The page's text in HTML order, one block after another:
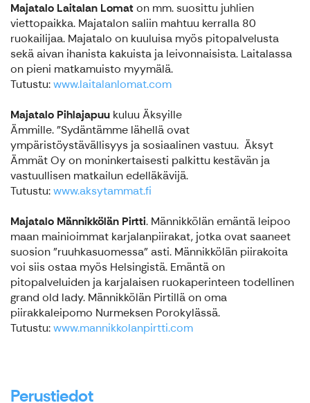
Majatalo Laitalan Lomaton mm. suosittu juhlien
viettopaikka. Majatalon saliin mahtuu kerralla 80
ruokailijaa. Majatalo on kuuluisa myös pitopalvelusta
sekä aivan ihanista kakuista ja leivonnaisista. Laitalassa
on pieni matkamuisto myymälä.
Tutustu:www.laitalanlomat.com
Majatalo Pihlajapuu kuluu Äksyille
Ämmille. "Sydäntämme lähellä ovat
ympäristöystävällisyys ja sosiaalinen vastuu. Äksyt
Ämmät Oy on moninkertaisesti palkittu kestävän ja
vastuullisen matkailun edelläkävijä.
Tutustu:www.aksytammat.fi
Majatalo Männikkölän Pirtti. Männikkölän emäntä leipoo
maan mainioimmat karjalanpiirakat, jotka ovat saaneet
suosion ”ruuhkasuomessa” asti. Männikkölän piirakoita
voi siis ostaa myös Helsingistä. Emäntä on
pitopalveluiden ja karjalaisen ruokaperinteen todellinen
grand old lady. Männikkölän Pirtillä on oma
piirakkaleipomo Nurmeksen Porokylässä.
Tutustu:www.mannikkolanpirtti.com
Perustiedot